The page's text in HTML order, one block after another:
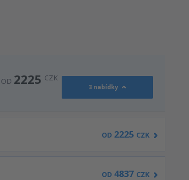
OD 2225 CZK
3 nabídky
OD 2225 CZK
OD 4837 CZK